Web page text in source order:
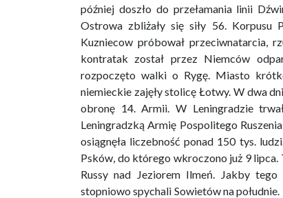
później doszło do przełamania linii
Ostrowa zbliżały się siły 56. Korpusu
Kuzniecow próbował przeciwnatarcia,
kontratak został przez Niemców
rozpoczęto walki o Rygę. Miasto
niemieckie zajęły stolicę Łotwy. W dwa
obronę 14. Armii. W Leningradzie
Leningradzką Armię Pospolitego
osiągnęła liczebność ponad 150 tys.
Psków, do którego wkroczono już 9 lipca.
Russy nad Jeziorem Ilmeń. Jakby
stopniowo spychali Sowietów na